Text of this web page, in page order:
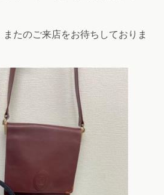
たのご来店をお待ちしておりま